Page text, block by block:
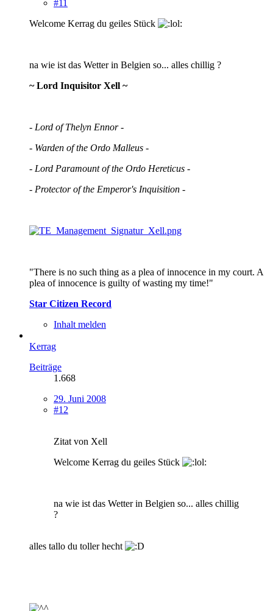
#11
Welcome Kerrag du geiles Stück
na wie ist das Wetter in Belgien so... alles chillig ?
~ Lord Inquisitor Xell ~
- Lord of Thelyn Ennor -
- Warden of the Ordo Malleus -
- Lord Paramount of the Ordo Hereticus -
- Protector of the Emperor's Inquisition -
"There is no such thing as a plea of innocence in my court. A
plea of innocence is guilty of wasting my time!"
Star Citizen Record
Inhalt melden
Kerrag
Beiträge
1.668
29. Juni 2008
#12
Zitat von Xell
Welcome Kerrag du geiles Stück
na wie ist das Wetter in Belgien so... alles chillig
?
alles tallo du toller hecht